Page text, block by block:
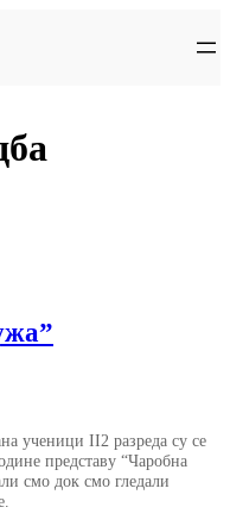
ученици II2 разреда су се
представу “Чаробна
смо док смо гледали